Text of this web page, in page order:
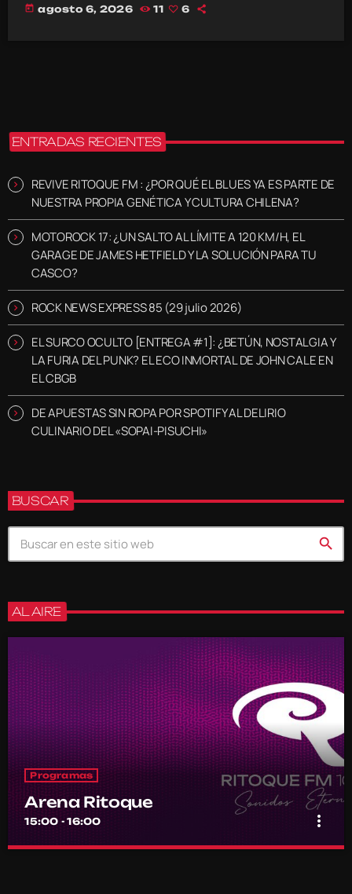
today agosto 6, 2026 11 6
ENTRADAS RECIENTES
REVIVE RITOQUE FM : ¿POR QUÉ EL BLUES YA ES PARTE DE
NUESTRA PROPIA GENÉTICA Y CULTURA CHILENA?
MOTOROCK 17: ¿UN SALTO AL LÍMITE A 120 KM/H, EL
GARAGE DE JAMES HETFIELD Y LA SOLUCIÓN PARA TU
CASCO?
ROCK NEWS EXPRESS 85 (29 julio 2026)
EL SURCO OCULTO [ENTREGA #1]: ¿BETÚN, NOSTALGIA Y
LA FURIA DEL PUNK? EL ECO INMORTAL DE JOHN CALE EN
EL CBGB
DE APUESTAS SIN ROPA POR SPOTIFY AL DELIRIO
CULINARIO DEL «SOPAI-PISUCHI»
BUSCAR
search
AL AIRE
Programas
Arena Ritoque
15:00 - 16:00 more_vert